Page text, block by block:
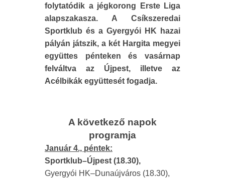
folytatódik a jégkorong Erste Liga
alapszakasza. A Csíkszeredai
Sportklub és a Gyergyói HK hazai
pályán játszik, a két Hargita megyei
együttes pénteken és vasárnap
felváltva az Újpest, illetve az
Acélbikák együttesét fogadja.
A következő napok
programja
Január 4., péntek:
Sportklub–Újpest (18.30),
Gyergyói HK–Dunaújváros (18.30),